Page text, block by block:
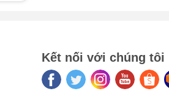
Kết nối với chúng tôi